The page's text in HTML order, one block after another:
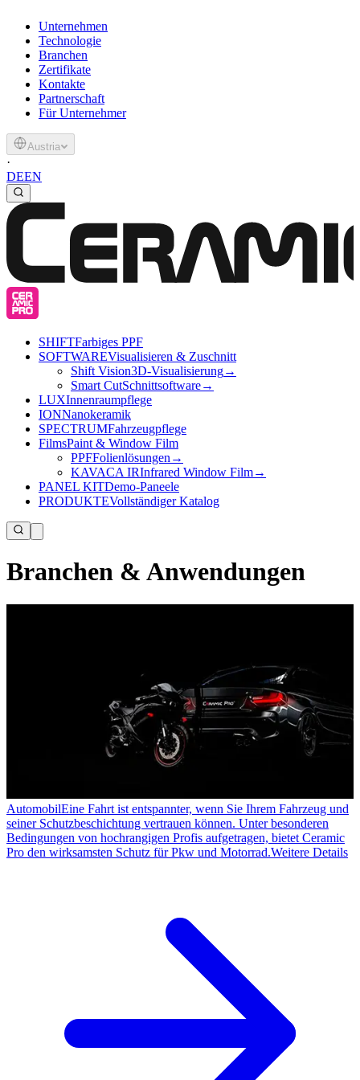
Unternehmen
Technologie
Branchen
Zertifikate
Kontakte
Partnerschaft
Für Unternehmer
Austria
·
DEEN
SHIFTFarbiges PPF
SOFTWAREVisualisieren & Zuschnitt
Shift Vision3D-Visualisierung→
Smart CutSchnittsoftware→
LUXInnenraumpflege
IONNanokeramik
SPECTRUMFahrzeugpflege
FilmsPaint & Window Film
PPFFolienlösungen →
KAVACA IRInfrared Window Film→
PANEL KITDemo-Paneele
PRODUKTEVollständiger Katalog
Branchen & Anwendungen
AutomobilEine Fahrt ist entspannter, wenn Sie Ihrem Fahrzeug und
seiner Schutzbeschichtung vertrauen können. Unter besonderen
Bedingungen von hochrangigen Profis aufgetragen, bietet Ceramic
Pro den wirksamsten Schutz für Pkw und Motorrad.Weitere Details